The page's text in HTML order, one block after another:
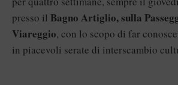
presso il Bagno Artiglio, sulla
Viareggio, con lo scopo di far
in piacevoli serate di interscambio